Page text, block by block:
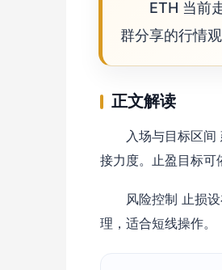
ETH 当前
群分享的行情观
正文解读
入场与目标区
接力度。止盈目标可
风险控制 止损
理，适合短线操作。